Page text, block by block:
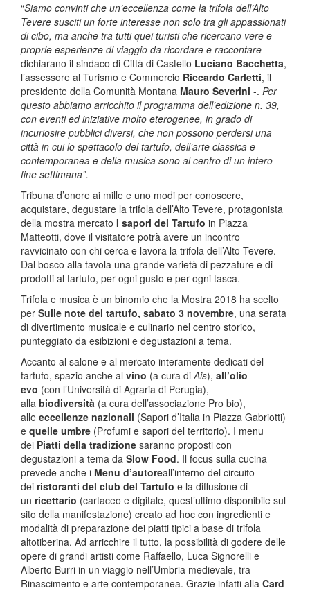
“Siamo convinti che un’eccellenza come la trifola dell’Alto
Tevere susciti un forte interesse non solo tra gli appassionati
di cibo, ma anche tra tutti quei turisti che ricercano vere e
proprie esperienze di viaggio da ricordare e raccontare –
dichiarano il sindaco di Città di Castello Luciano Bacchetta,
l’assessore al Turismo e Commercio Riccardo Carletti, il
presidente della Comunità Montana Mauro Severini -. Per
questo abbiamo arricchito il programma dell’edizione n. 39,
con eventi ed iniziative molto eterogenee, in grado di
incuriosire pubblici diversi, che non possono perdersi una
città in cui lo spettacolo del tartufo, dell’arte classica e
contemporanea e della musica sono al centro di un intero
fine settimana”.
Tribuna d’onore ai mille e uno modi per conoscere,
acquistare, degustare la trifola dell’Alto Tevere, protagonista
della mostra mercato I sapori del Tartufo in Piazza
Matteotti, dove il visitatore potrà avere un incontro
ravvicinato con chi cerca e lavora la trifola dell’Alto Tevere.
Dal bosco alla tavola una grande varietà di pezzature e di
prodotti al tartufo, per ogni gusto e per ogni tasca.
Trifola e musica è un binomio che la Mostra 2018 ha scelto
per Sulle note del tartufo, sabato 3 novembre, una serata
di divertimento musicale e culinario nel centro storico,
punteggiato da esibizioni e degustazioni a tema.
Accanto al salone e al mercato interamente dedicati del
tartufo, spazio anche al vino (a cura diAis), all’olio
evo (con l’Università di Agraria di Perugia),
alla biodiversità (a cura dell’associazione Pro bio),
alle eccellenze nazionali (Sapori d’Italia in Piazza Gabriotti)
e quelle umbre (Profumi e sapori del territorio). I menu
dei Piatti della tradizione saranno proposti con
degustazioni a tema da Slow Food. Il focus sulla cucina
prevede anche i Menu d’autoreall’interno del circuito
dei ristoranti del club del Tartufo e la diffusione di
un ricettario (cartaceo e digitale, quest’ultimo disponibile sul
sito della manifestazione) creato ad hoc con ingredienti e
modalità di preparazione dei piatti tipici a base di trifola
altotiberina. Ad arricchire il tutto, la possibilità di godere delle
opere di grandi artisti come Raffaello, Luca Signorelli e
Alberto Burri in un viaggio nell’Umbria medievale, tra
Rinascimento e arte contemporanea. Grazie infatti alla Card